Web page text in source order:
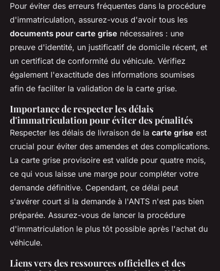
Pour éviter des erreurs fréquentes dans la procédure
d'immatriculation, assurez-vous d'avoir tous les
documents pour carte grise nécessaires : une
preuve d'identité, un justificatif de domicile récent, et
un certificat de conformité du véhicule. Vérifiez
également l'exactitude des informations soumises
afin de faciliter la validation de la carte grise.
Importance de respecter les délais
d'immatriculation pour éviter des pénalités
Respecter les délais de livraison de la carte grise est
crucial pour éviter des amendes et des complications.
La carte grise provisoire est valide pour quatre mois,
ce qui vous laisse une marge pour compléter votre
demande définitive. Cependant, ce délai peut
s'avérer court si la demande à l'ANTS n'est pas bien
préparée. Assurez-vous de lancer la procédure
d'immatriculation le plus tôt possible après l'achat du
véhicule.
Liens vers des ressources officielles et des